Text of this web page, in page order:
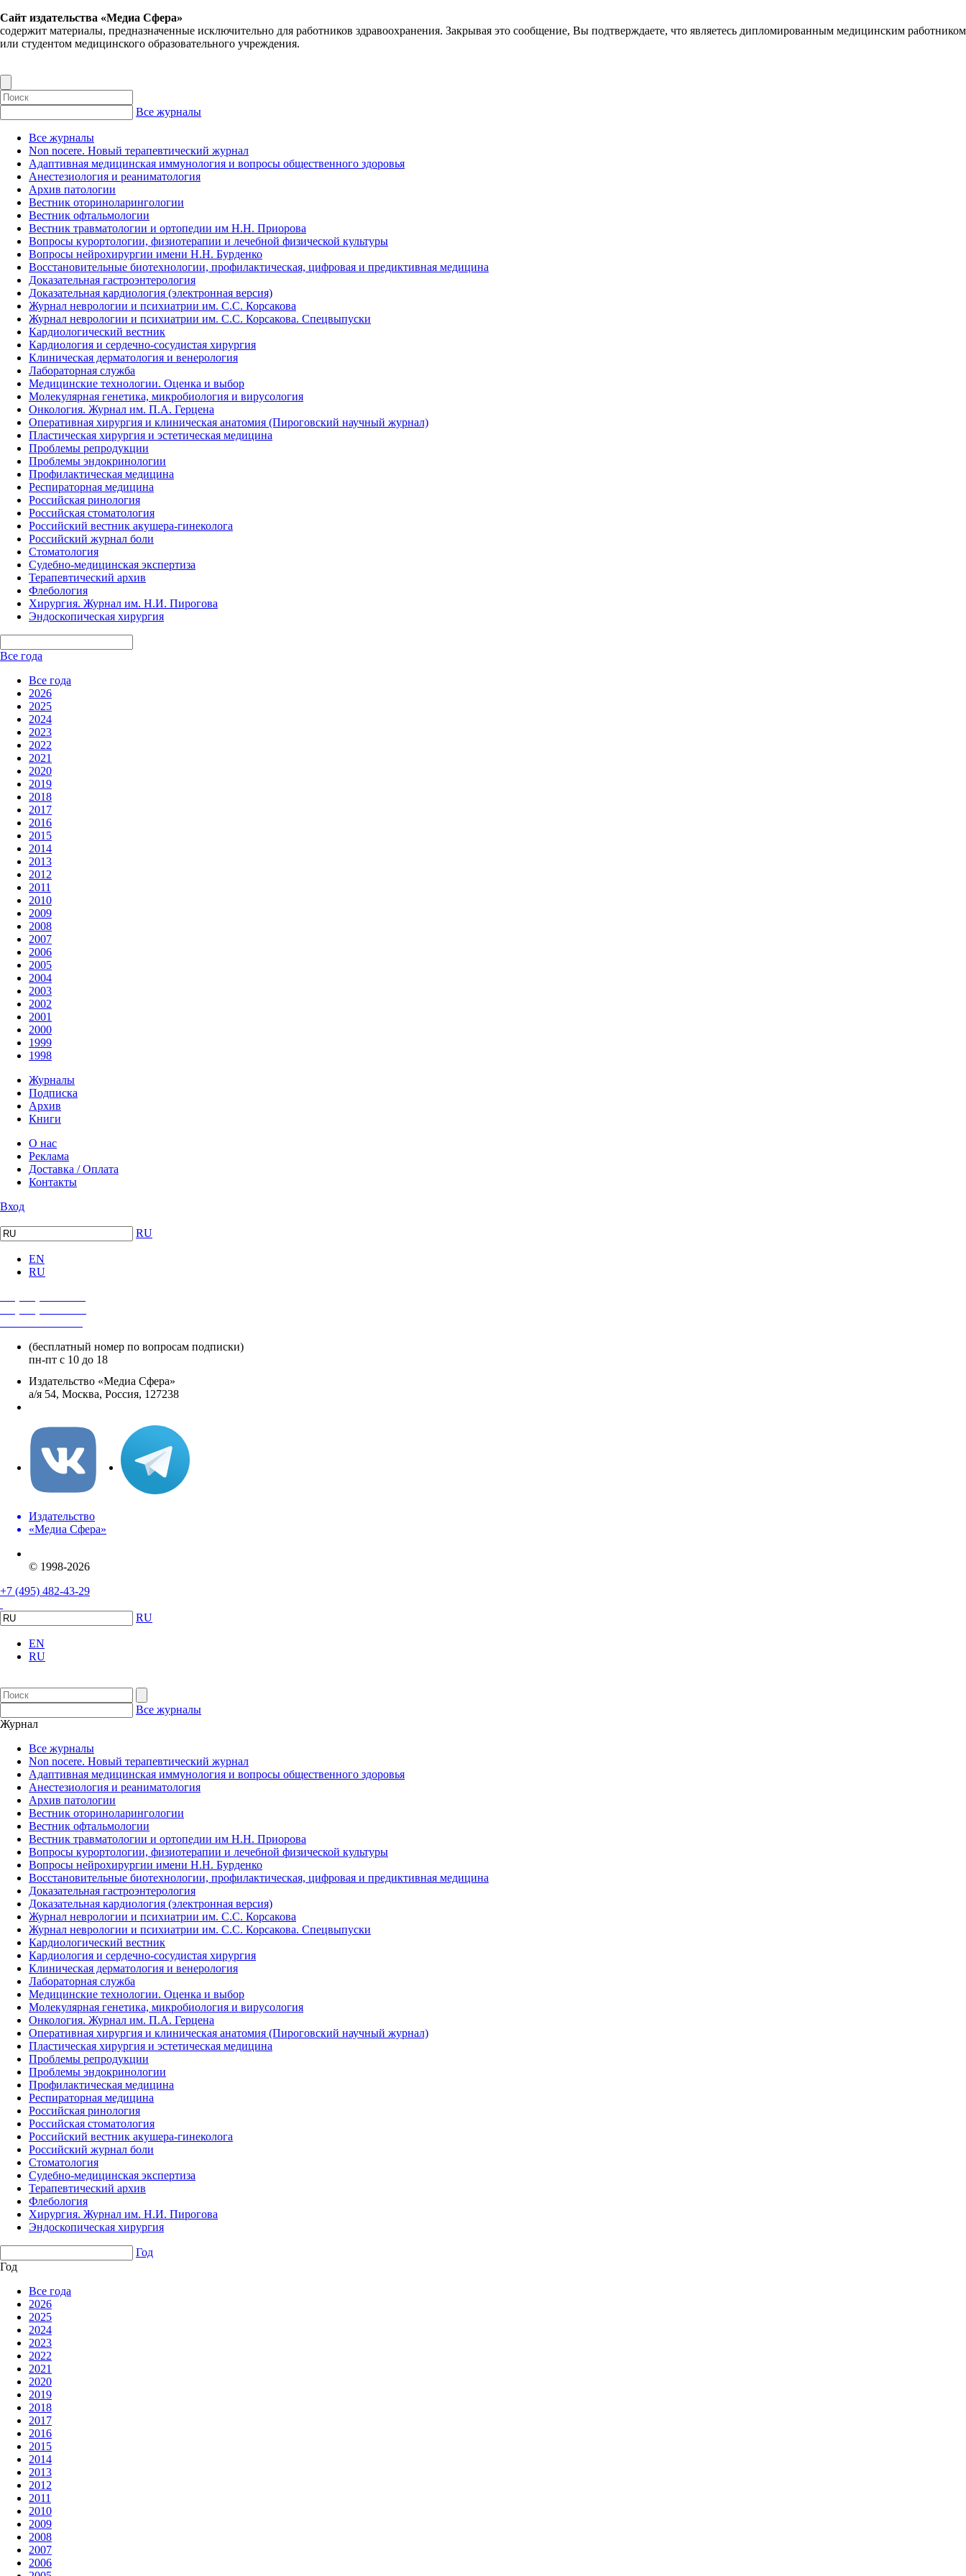
Сайт издательства «Медиа Сфера»
содержит материалы, предназначенные исключительно для работников здравоохранения. Закрывая это сообщение, Вы подтверждаете, что являетесь дипломированным медицинским работником
или студентом медицинского образовательного учреждения.
Все журналы
Все журналы
Non nocere. Новый терапевтический журнал
Адаптивная медицинская иммунология и вопросы общественного здоровья
Анестезиология и реаниматология
Архив патологии
Вестник оториноларингологии
Вестник офтальмологии
Вестник травматологии и ортопедии им Н.Н. Приорова
Вопросы курортологии, физиотерапии и лечебной физической культуры
Вопросы нейрохирургии имени Н.Н. Бурденко
Восстановительные биотехнологии, профилактическая, цифровая и предиктивная медицина
Доказательная гастроэнтерология
Доказательная кардиология (электронная версия)
Журнал неврологии и психиатрии им. С.С. Корсакова
Журнал неврологии и психиатрии им. С.С. Корсакова. Спецвыпуски
Кардиологический вестник
Кардиология и сердечно-сосудистая хирургия
Клиническая дерматология и венерология
Лабораторная служба
Медицинские технологии. Оценка и выбор
Молекулярная генетика, микробиология и вирусология
Онкология. Журнал им. П.А. Герцена
Оперативная хирургия и клиническая анатомия (Пироговский научный журнал)
Пластическая хирургия и эстетическая медицина
Проблемы репродукции
Проблемы эндокринологии
Профилактическая медицина
Респираторная медицина
Российская ринология
Российская стоматология
Российский вестник акушера-гинеколога
Российский журнал боли
Стоматология
Судебно-медицинская экспертиза
Терапевтический архив
Флебология
Хирургия. Журнал им. Н.И. Пирогова
Эндоскопическая хирургия
Все года
Все года
2026
2025
2024
2023
2022
2021
2020
2019
2018
2017
2016
2015
2014
2013
2012
2011
2010
2009
2008
2007
2006
2005
2004
2003
2002
2001
2000
1999
1998
Журналы
Подписка
Архив
Книги
О нас
Реклама
Доставка / Оплата
Контакты
Вход
RU
EN
RU
(бесплатный номер по вопросам подписки)
пн-пт с 10 до 18
Издательство «Медиа Сфера»
а/я 54, Москва, Россия, 127238
Издательство
«Медиа Сфера»
© 1998-2026
+7 (495) 482-43-29
RU
EN
RU
Все журналы
Журнал
Все журналы
Non nocere. Новый терапевтический журнал
Адаптивная медицинская иммунология и вопросы общественного здоровья
Анестезиология и реаниматология
Архив патологии
Вестник оториноларингологии
Вестник офтальмологии
Вестник травматологии и ортопедии им Н.Н. Приорова
Вопросы курортологии, физиотерапии и лечебной физической культуры
Вопросы нейрохирургии имени Н.Н. Бурденко
Восстановительные биотехнологии, профилактическая, цифровая и предиктивная медицина
Доказательная гастроэнтерология
Доказательная кардиология (электронная версия)
Журнал неврологии и психиатрии им. С.С. Корсакова
Журнал неврологии и психиатрии им. С.С. Корсакова. Спецвыпуски
Кардиологический вестник
Кардиология и сердечно-сосудистая хирургия
Клиническая дерматология и венерология
Лабораторная служба
Медицинские технологии. Оценка и выбор
Молекулярная генетика, микробиология и вирусология
Онкология. Журнал им. П.А. Герцена
Оперативная хирургия и клиническая анатомия (Пироговский научный журнал)
Пластическая хирургия и эстетическая медицина
Проблемы репродукции
Проблемы эндокринологии
Профилактическая медицина
Респираторная медицина
Российская ринология
Российская стоматология
Российский вестник акушера-гинеколога
Российский журнал боли
Стоматология
Судебно-медицинская экспертиза
Терапевтический архив
Флебология
Хирургия. Журнал им. Н.И. Пирогова
Эндоскопическая хирургия
Год
Год
Все года
2026
2025
2024
2023
2022
2021
2020
2019
2018
2017
2016
2015
2014
2013
2012
2011
2010
2009
2008
2007
2006